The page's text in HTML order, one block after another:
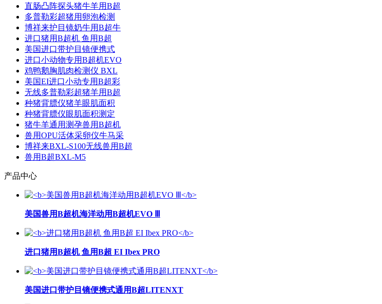
直肠凸阵探头猪牛羊用B超
多普勒彩超猪用卵泡检测
博祥来护目镜奶牛用B超牛
进口猪用B超机 鱼用B超
美国进口带护目镜便携式
进口小动物专用B超机EVO
鸡鸭鹅胸肌肉检测仪 BXL
美国EI进口小动专用B超彩
无线多普勒彩超猪羊用B超
种猪背膘仪猪羊眼肌面积
种猪背膘仪眼肌面积测定
猪牛羊通用测孕兽用B超机
兽用OPU活体采卵仪牛马采
博祥来BXL-S100无线兽用B超
兽用B超BXL-M5
产品中心
美国兽用B超机海洋动用B超机EVO Ⅲ
进口猪用B超机 鱼用B超 EI Ibex PRO
美国进口带护目镜便携式通用B超LITENXT